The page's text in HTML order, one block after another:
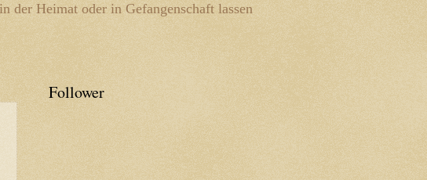
der Heimat oder in Gefangenschaft lassen
Follower